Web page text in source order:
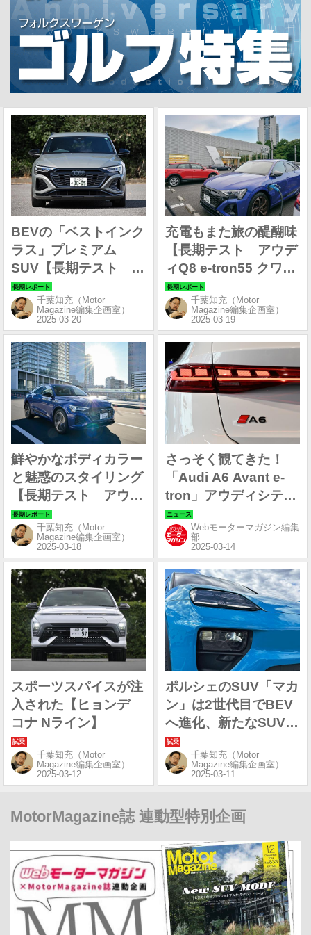
BEVの「ベストインク
ラス」プレミアム
SUV【長期テスト ア
ウディQ8 e-tron55 ク
ワトロ Sライン編③】
千葉知充（Motor
Magazine編集企画室）
充電もまた旅の醍醐味
【長期テスト アウデ
ィQ8 e-tron55 クワト
ロ Sライン編②】
千葉知充（Motor
Magazine編集企画室）
鮮やかなボディカラー
と魅惑のスタイリング
【長期テスト アウデ
ィQ8 e-tron55 クワト
ロ Sライン編①】
千葉知充（Motor
Magazine編集企画室）
さっそく観てきた！
「Audi A6 Avant e-
tron」アウディシティ
銀座にて先行公開中
Webモーターマガジン編集
部
スポーツスパイスが注
入された【ヒョンデ
コナ Nライン】
千葉知充（Motor
Magazine編集企画室）
ポルシェのSUV「マカ
ン」は2世代目でBEV
へ進化、新たなSUVの
ベンチマークか
千葉知充（Motor
Magazine編集企画室）
MotorMagazine誌 連動型特別企画